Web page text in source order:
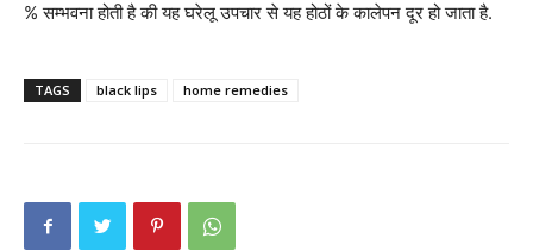
% सम्भवना होती है की यह घरेलू उपचार से यह होठों के कालेपन दूर हो जाता है.
TAGS black lips home remedies